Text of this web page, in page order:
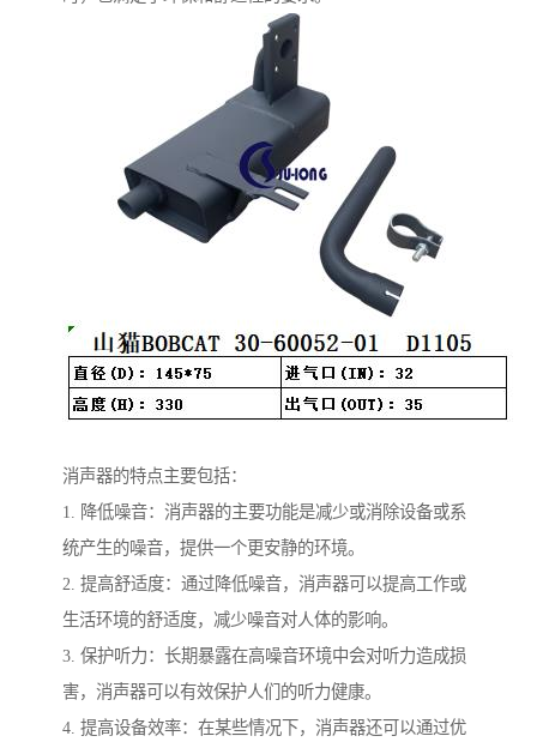
消声器的特点主要包括：
1. 降低噪音：消声器的主要功能是减少或消除设备或系
统产生的噪音，提供一个更安静的环境。
2. 提高舒适度：通过降低噪音，消声器可以提高工作或
生活环境的舒适度，减少噪音对人体的影响。
3. 保护听力：长期暴露在高噪音环境中会对听力造成损
害，消声器可以有效保护人们的听力健康。
4. 提高设备效率：在某些情况下，消声器还可以通过优